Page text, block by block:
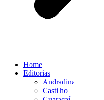
Home
Editorias
Andradina
Castilho